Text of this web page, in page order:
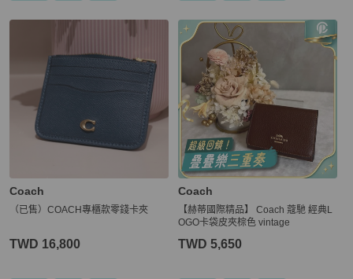
Coach
（已售）COACH專櫃款零錢卡夾
TWD 16,800
Coach
【赫蒂國際精品】 Coach 蔻馳 經典L
OGO卡袋皮夾棕色 vintage
TWD 5,650